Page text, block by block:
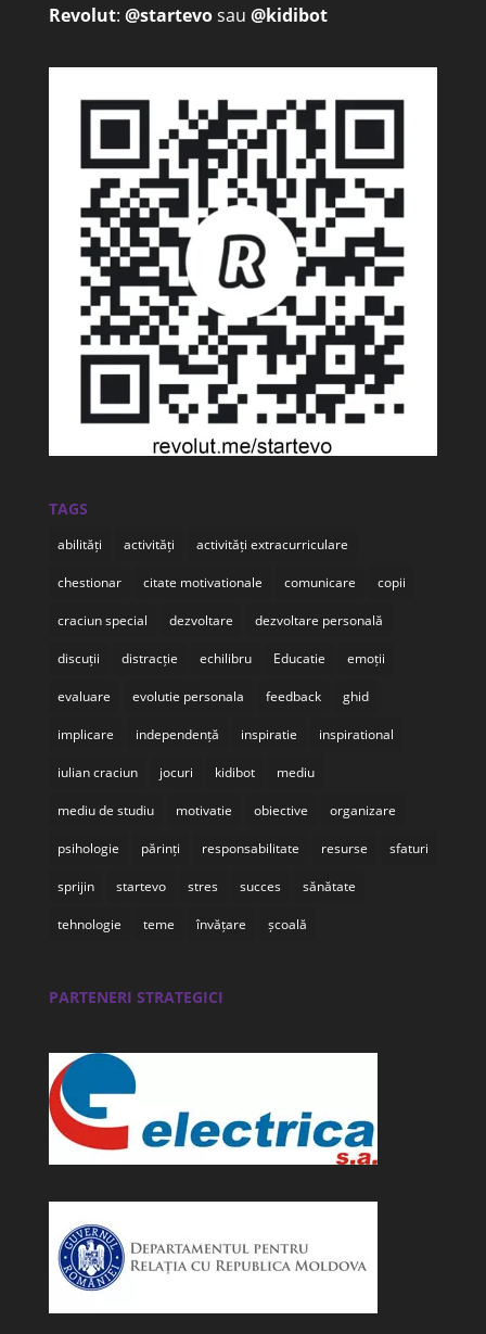
Revolut: @startevosau @kidibot
TAGS
abilități activități activități extracurriculare
chestionar citate motivationale comunicare copii
craciun special dezvoltare dezvoltare personală
discuții distracție echilibru Educatie emoții
evaluare evolutie personala feedback ghid
implicare independență inspiratie inspirational
iulian craciun jocuri kidibot mediu
mediu de studiu motivatie obiective organizare
psihologie părinți responsabilitate resurse sfaturi
sprijin startevo stres succes sănătate
tehnologie teme învățare școală
PARTENERI STRATEGICI